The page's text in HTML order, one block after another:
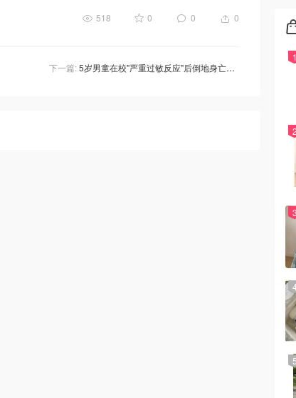
518 0 0 0
下一篇:5岁男童在校"严重过敏反应"后倒地身亡，死因调查法庭听证揭露悲剧详情